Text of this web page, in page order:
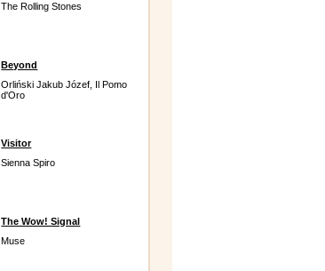
The Rolling Stones
Beyond
Orliński Jakub Józef, Il Pomo
d'Oro
Visitor
Sienna Spiro
The Wow! Signal
Muse